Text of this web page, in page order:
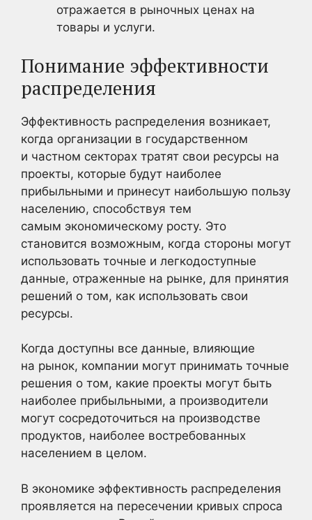
отражается в рыночных ценах на
товары и услуги.
Понимание эффективности
распределения
Эффективность распределения возникает,
когда организации в государственном
и частном секторах тратят свои ресурсы на
проекты, которые будут наиболее
прибыльными и принесут наибольшую пользу
населению, способствуя тем
самым экономическому росту. Это
становится возможным, когда стороны могут
использовать точные и легкодоступные
данные, отраженные на рынке, для принятия
решений о том, как использовать свои
ресурсы.
Когда доступны все данные, влияющие
на рынок, компании могут принимать точные
решения о том, какие проекты могут быть
наиболее прибыльными, а производители
могут сосредоточиться на производстве
продуктов, наиболее востребованных
населением в целом.
В экономике эффективность распределения
проявляется на пересечении кривых спроса